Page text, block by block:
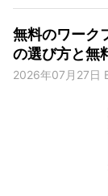
無料のワーク
の選び方と無
2026年07月27日